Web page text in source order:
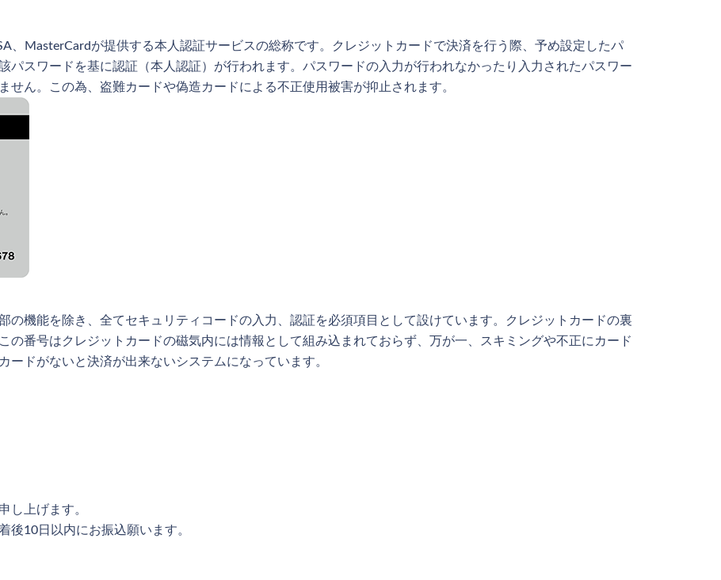
、MasterCardが提供する本人認証サービスの総称です。クレジットカードで決済を行う際、予め設定したパ
パスワードを基に認証（本人認証）が行われます。パスワードの入力が行われなかったり入力されたパスワー
せん。この為、盗難カードや偽造カードによる不正使用被害が抑止されます。
の機能を除き、全てセキュリティコードの入力、認証を必須項目として設けています。クレジットカードの裏
の番号はクレジットカードの磁気内には情報として組み込まれておらず、万が一、スキミングや不正にカード
ドがないと決済が出来ないシステムになっています。
し上げます。
後10日以内にお振込願います。